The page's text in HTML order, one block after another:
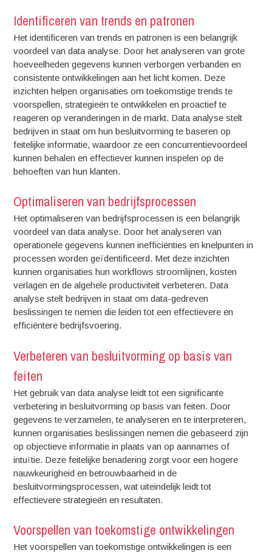
Identificeren van trends en patronen
Het identificeren van trends en patronen is een belangrijk
voordeel van data analyse. Door het analyseren van grote
hoeveelheden gegevens kunnen verborgen verbanden en
consistente ontwikkelingen aan het licht komen. Deze
inzichten helpen organisaties om toekomstige trends te
voorspellen, strategieën te ontwikkelen en proactief te
reageren op veranderingen in de markt. Data analyse stelt
bedrijven in staat om hun besluitvorming te baseren op
feitelijke informatie, waardoor ze een concurrentievoordeel
kunnen behalen en effectiever kunnen inspelen op de
behoeften van hun klanten.
Optimaliseren van bedrijfsprocessen
Het optimaliseren van bedrijfsprocessen is een belangrijk
voordeel van data analyse. Door het analyseren van
operationele gegevens kunnen inefficiënties en knelpunten in
processen worden geïdentificeerd. Met deze inzichten
kunnen organisaties hun workflows stroomlijnen, kosten
verlagen en de algehele productiviteit verbeteren. Data
analyse stelt bedrijven in staat om data-gedreven
beslissingen te nemen die leiden tot een effectievere en
efficiëntere bedrijfsvoering.
Verbeteren van besluitvorming op basis van
feiten
Het gebruik van data analyse leidt tot een significante
verbetering in besluitvorming op basis van feiten. Door
gegevens te verzamelen, te analyseren en te interpreteren,
kunnen organisaties beslissingen nemen die gebaseerd zijn
op objectieve informatie in plaats van op aannames of
intuïtie. Deze feitelijke benadering zorgt voor een hogere
nauwkeurigheid en betrouwbaarheid in de
besluitvormingsprocessen, wat uiteindelijk leidt tot
effectievere strategieën en resultaten.
Voorspellen van toekomstige ontwikkelingen
Het voorspellen van toekomstige ontwikkelingen is een